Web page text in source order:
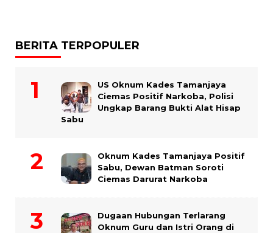
BERITA TERPOPULER
US Oknum Kades Tamanjaya
Ciemas Positif Narkoba, Polisi
Ungkap Barang Bukti Alat Hisap
Sabu
Oknum Kades Tamanjaya Positif
Sabu, Dewan Batman Soroti
Ciemas Darurat Narkoba
Dugaan Hubungan Terlarang
Oknum Guru dan Istri Orang di